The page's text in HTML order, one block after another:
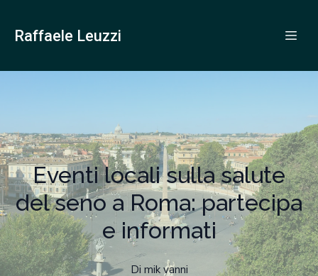
Raffaele Leuzzi
Eventi locali sulla salute
del seno a Roma: partecipa
e informati
Di mik vanni